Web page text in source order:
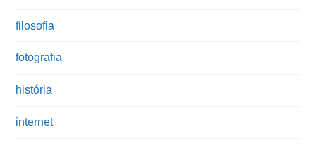
filosofia
fotografia
história
internet